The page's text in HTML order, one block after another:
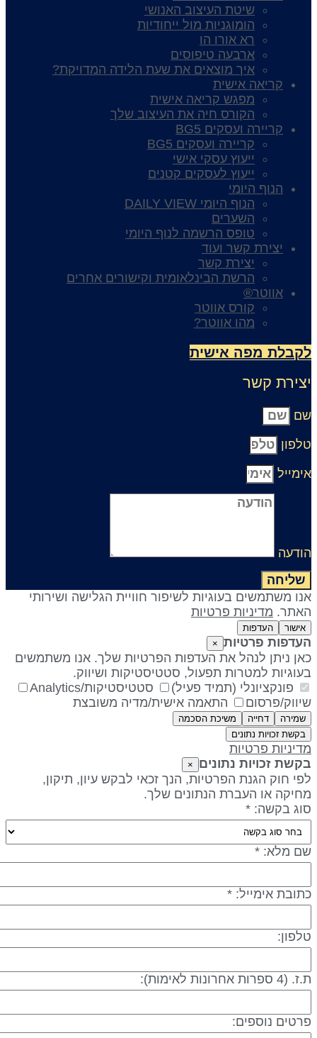
שיטת העיצוב האנושי
הומוגניות מול ייחודיות
רא אורו הו
ארבעה טיפוסים
איך מוצאים את שעת הלידה המדויקת?
קריאה אישית
מפגש קריאה אישית
הקורס חיה את העיצוב שלך
קריירה ועסקים BG5
קריירה ועסקים BG5
ייעוץ עסקי אישי
ייעוץ לעסקים קטנים
הנוף היומי
הנוף היומי DAILY VIEW
השערים
טופס הרשמה לנוף היומי
יצירת קשר ועוד
יצירת קשר
הרשת הבינלאומית וקישורים אחרים
אווטר®
קורס אווטר
מהו אווטר?
מפה אישית
קשר
שליחה
משתמשים בעוגיות לשיפור חוויית הגלישה ושירותי
מדיניות פרטיות
אישור העדפות
פרטיות ×
ניתן לנהל את העדפות הפרטיות שלך. אנו משתמשים
למטרות תפעול, סטטיסטיקות ושיווק.
פונקציונלי (תמיד פעיל)
סטטיסטיקות/Analytics
פרסום
התאמה אישית/מדיה משובצת
שמירה דחייה
משיכת הסכמה
בקשת זכויות נתונים
פרטיות
זכויות נתונים
חוק הגנת הפרטיות, הנך זכאי לבקש עיון, תיקון,
או העברת הנתונים שלך.
בקשה: *
מלא: *
אימייל: *
ספרות אחרונות לאימות):
נוספים: